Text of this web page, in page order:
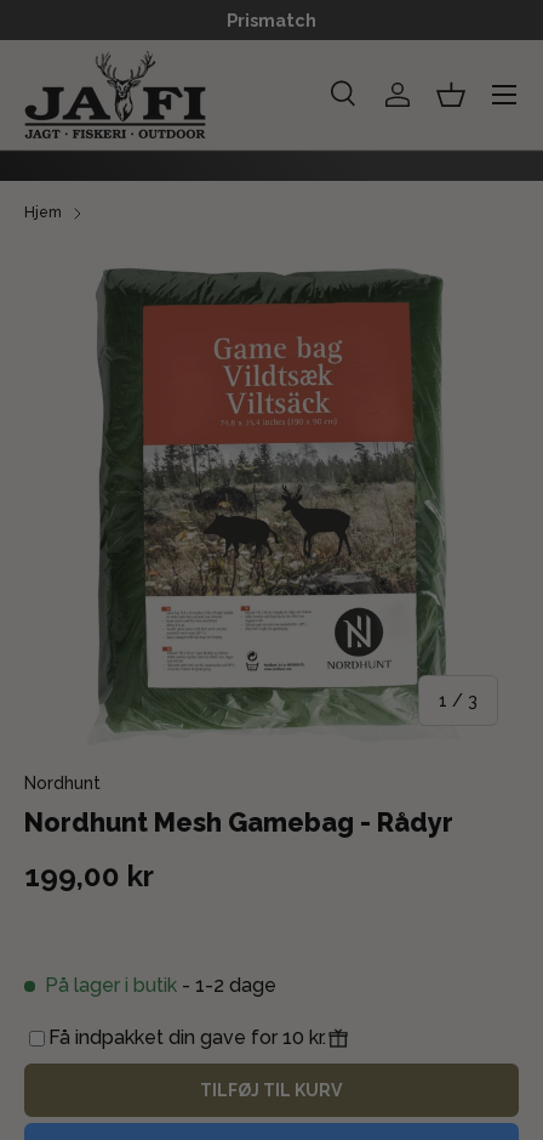
GÅ TIL INDHOLD
Prismatch
Søg Log indKurv
Menu
Hjem
1 / af
3
Nordhunt
Nordhunt Mesh Gamebag - Rådyr
199,00 kr
På lager i butik - 1-2 dage
Få indpakket din gave for 10 kr.
TILFØJ TIL KURV